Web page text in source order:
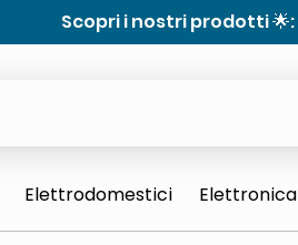
Scopri i nostri prodotti 🌟:
Elettrodomestici Elettronica